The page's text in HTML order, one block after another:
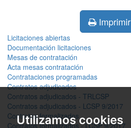
Utilizamos cookies
Imprimir
Licitaciones abiertas
Documentación licitaciones
Mesas de contratación
Acta mesas contratación
Contrataciones programadas
Contratos adjudicados
Contratos adjudicados - TRLCSP
Contratos adjudicados - LCSP 9/2017
Contratos formalizados
Contratos formalizados - LCSP 9/2017